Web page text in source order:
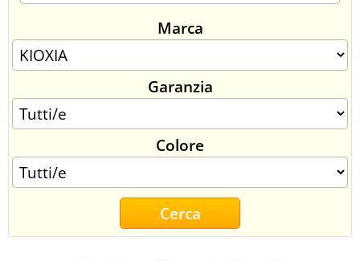
SINCRONIZZATI CON NOI
SPEDIZIONI
CONTATTI
Marca
Garanzia
Colore